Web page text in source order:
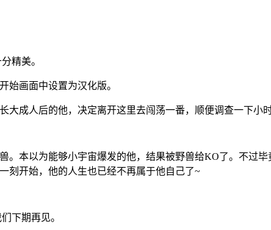
精美。
始画面中设置为汉化版。
成人后的他，决定离开这里去闯荡一番，顺便调查一下小
。本以为能够小宇宙爆发的他，结果被野兽给KO了。不过
刻开始，他的人生也已经不再属于他自己了~
下期再见。